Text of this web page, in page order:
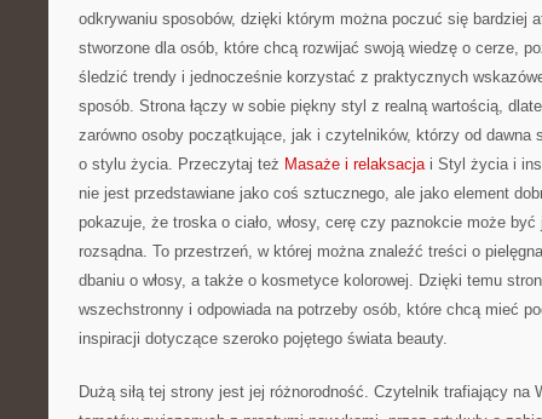
odkrywaniu sposobów, dzięki którym można poczuć się bardziej
stworzone dla osób, które chcą rozwijać swoją wiedzę o cerze,
śledzić trendy i jednocześnie korzystać z praktycznych
sposób. Strona łączy w sobie piękny styl z realną wartością,
zarówno osoby początkujące, jak i czytelników, którzy od dawna
o stylu życia. Przeczytaj też Masaże i relaksacjai Styl życia i
nie jest przedstawiane jako coś sztucznego, ale jako element
pokazuje, że troska o ciało, włosy, cerę czy paznokcie może
rozsądna. To przestrzeń, w której można znaleźć treści o
dbaniu o włosy, a także o kosmetyce kolorowej. Dzięki temu
wszechstronny i odpowiada na potrzeby osób, które chcą mieć
inspiracji dotyczące szeroko pojętego świata beauty.
Dużą siłą tej strony jest jej różnorodność. Czytelnik trafiający na